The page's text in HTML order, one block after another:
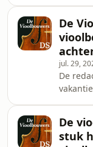
Van
Govers
enkel
expert
volledig
De
jul. 29,
­De
Govers
De
stuk